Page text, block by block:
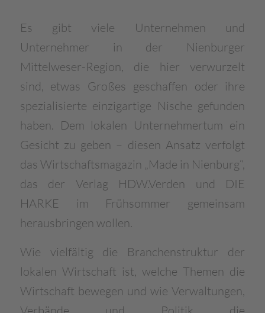
Es gibt viele Unternehmen und
Unternehmer in der Nienburger
Mittelweser-Region, die hier verwurzelt
sind, etwas Großes geschaffen oder ihre
spezialisierte einzigartige Nische gefunden
haben. Dem lokalen Unternehmertum ein
Gesicht zu geben – diesen Ansatz verfolgt
das Wirtschaftsmagazin „Made in Nienburg“,
das der Verlag HDW.Verden und DIE
HARKE im Frühsommer gemeinsam
herausbringen wollen.
Wie vielfältig die Branchenstruktur der
lokalen Wirtschaft ist, welche Themen die
Wirtschaft bewegen und wie Verwaltungen,